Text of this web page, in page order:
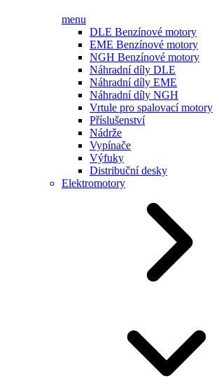
menu
DLE Benzínové motory
EME Benzínové motory
NGH Benzínové motory
Náhradní díly DLE
Náhradní díly EME
Náhradní díly NGH
Vrtule pro spalovací motory
Příslušenství
Nádrže
Vypínače
Výfuky
Distribuční desky
Elektromotory